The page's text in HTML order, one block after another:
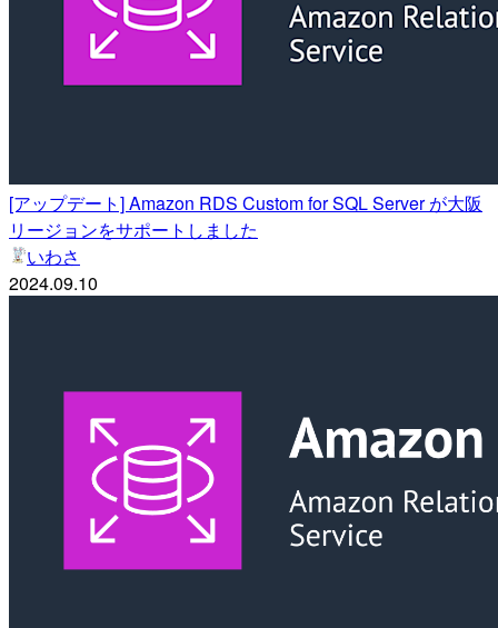
[アップデート] Amazon RDS Custom for SQL Server が大阪
リージョンをサポートしました
いわさ
2024.09.10